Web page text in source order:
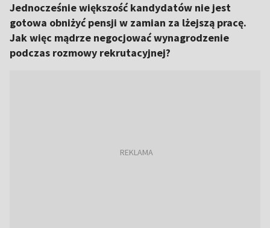
Jednocześnie większość kandydatów nie jest
gotowa obniżyć pensji w zamian za lżejszą pracę.
Jak więc mądrze negocjować wynagrodzenie
podczas rozmowy rekrutacyjnej?